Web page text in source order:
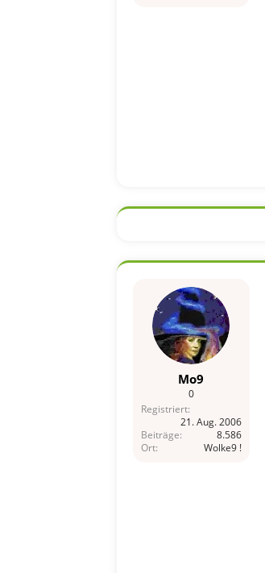
Mo9
0
Registriert
21. Aug. 2006
Beiträge
8.586
Ort
Wolke9 !